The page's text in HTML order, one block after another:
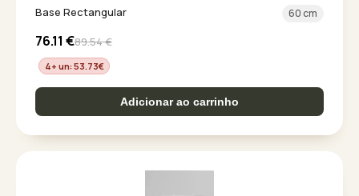
Base Rectangular 60 cm
76.11 €89.54€
4+ un: 53.73€
Adicionar ao carrinho